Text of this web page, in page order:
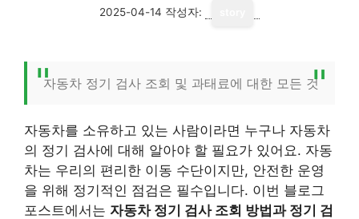
2025-04-14 작성자:
자동차 정기 검사 조회 및 과태료에 대한 모든 것
자동차를 소유하고 있는 사람이라면 누구나 자동차
의 정기 검사에 대해 알아야 할 필요가 있어요. 자동
차는 우리의 편리한 이동 수단이지만, 안전한 운영
을 위해 정기적인 점검은 필수입니다. 이번 블로그
포스트에서는 자동차 정기 검사 조회 방법과 정기 검